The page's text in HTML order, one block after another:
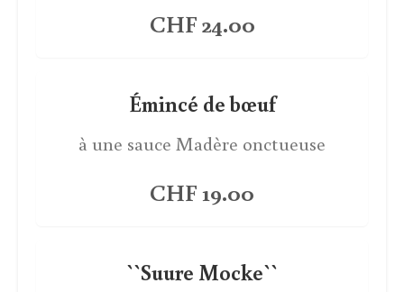
CHF 24.00
Émincé de bœuf
à une sauce Madère onctueuse
CHF 19.00
``Suure Mocke``